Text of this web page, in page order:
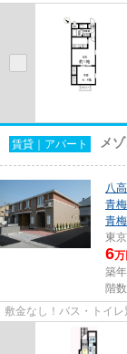
賃貸｜アパート メ
八
青
青
東
6万
築
階
敷金なし！バス・トイ